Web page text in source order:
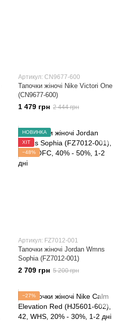
Артикул: CN9677-600
Тапочки жіночі Nike Victori One
(CN9677-600)
1 479 грн 2 444 грн
НОВИНКА
ХІТ
−48%
Артикул: FZ7012-001
Тапочки жіночі Jordan Wmns
Sophia (FZ7012-001)
2 709 грн 5 200 грн
−27%